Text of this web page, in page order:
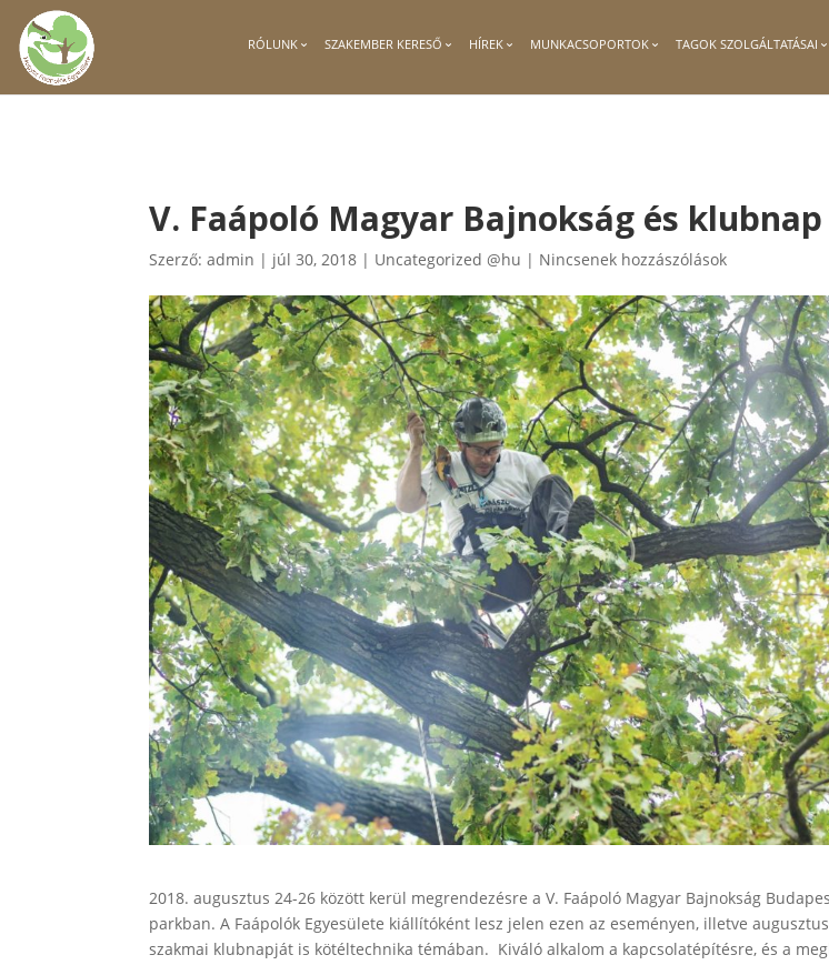
RÓLUNK SZAKEMBER KERESŐ HÍREK MUNKACSOPORTOK TAGOK SZOLGÁLTATÁSAI
V. Faápoló Magyar Bajnokság és klubnap
Szerző:admin | júl 30, 2018 | Uncategorized @hu | Nincsenek hozzászólások
2018. augusztus 24-26 között kerül megrendezésre a V. Faápoló Magyar Bajnokság
parkban. A Faápolók Egyesülete kiállítóként lesz jelen ezen az eseményen, illetve
szakmai klubnapját is kötéltechnika témában. Kiváló alkalom a kapcsolatépítésre, és a